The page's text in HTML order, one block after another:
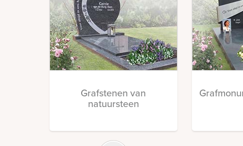
Grafstenen van
natuursteen